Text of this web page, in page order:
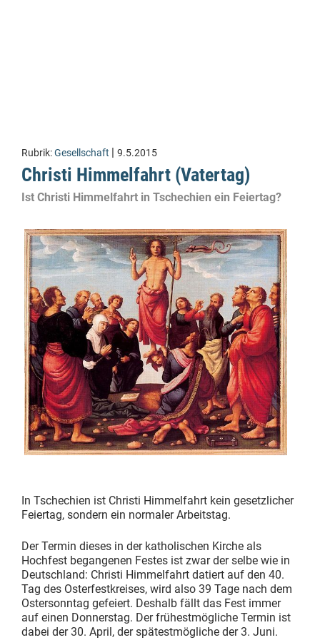
Rubrik:Gesellschaft | 9.5.2015
Christi Himmelfahrt (Vatertag)
Ist Christi Himmelfahrt in Tschechien ein Feiertag?
In Tschechien ist Christi Himmelfahrt kein gesetzlicher
Feiertag, sondern ein normaler Arbeitstag.
Der Termin dieses in der katholischen Kirche als
Hochfest begangenen Festes ist zwar der selbe wie in
Deutschland: Christi Himmelfahrt datiert auf den 40.
Tag des Osterfestkreises, wird also 39 Tage nach dem
Ostersonntag gefeiert. Deshalb fällt das Fest immer
auf einen Donnerstag. Der frühestmögliche Termin ist
dabei der 30. April, der spätestmögliche der 3. Juni.